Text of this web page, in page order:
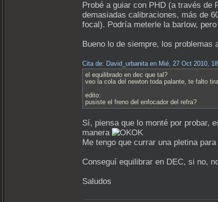
Probé a guiar con PHD (a través de
demasiadas calibraciones, más de
focal). Podría meterle la barlow,
Bueno lo de siempre, los
Cita de: David_urbanita en Mié, 27 Oct 2010,
el equilibrado en dec que tal?
veo la cola del newton toda palante, te falto
edito:
pusiste el freno del enfocador del refra?
Sí, piensa que lo monté por probar,
manera
Me tengo que currar una pletina
Conseguí equilibrar en DEC, si no,
Saludos